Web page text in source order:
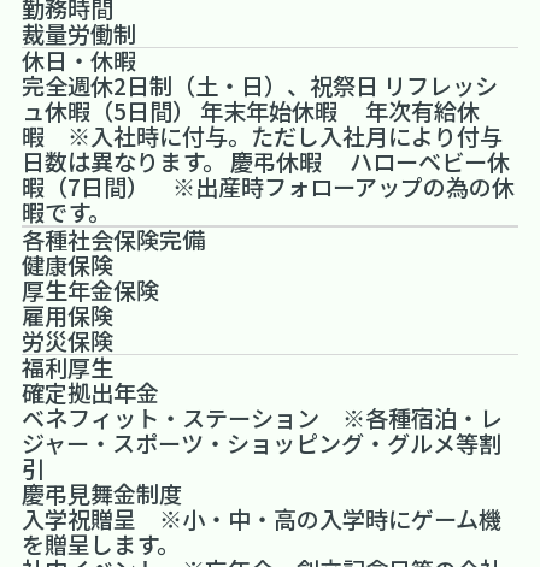
勤務時間
裁量労働制
休日・休暇
完全週休2日制（土・日）、祝祭日 リフレッシ
ュ休暇（5日間） 年末年始休暇 年次有給休
暇 ※入社時に付与。ただし入社月により付与
日数は異なります。 慶弔休暇 ハローベビー休
暇（7日間） ※出産時フォローアップの為の休
暇です。
各種社会保険完備
健康保険
厚生年金保険
雇用保険
労災保険
福利厚生
確定拠出年金
ベネフィット・ステーション ※各種宿泊・レ
ジャー・スポーツ・ショッピング・グルメ等割
引
慶弔見舞金制度
入学祝贈呈 ※小・中・高の入学時にゲーム機
を贈呈します。